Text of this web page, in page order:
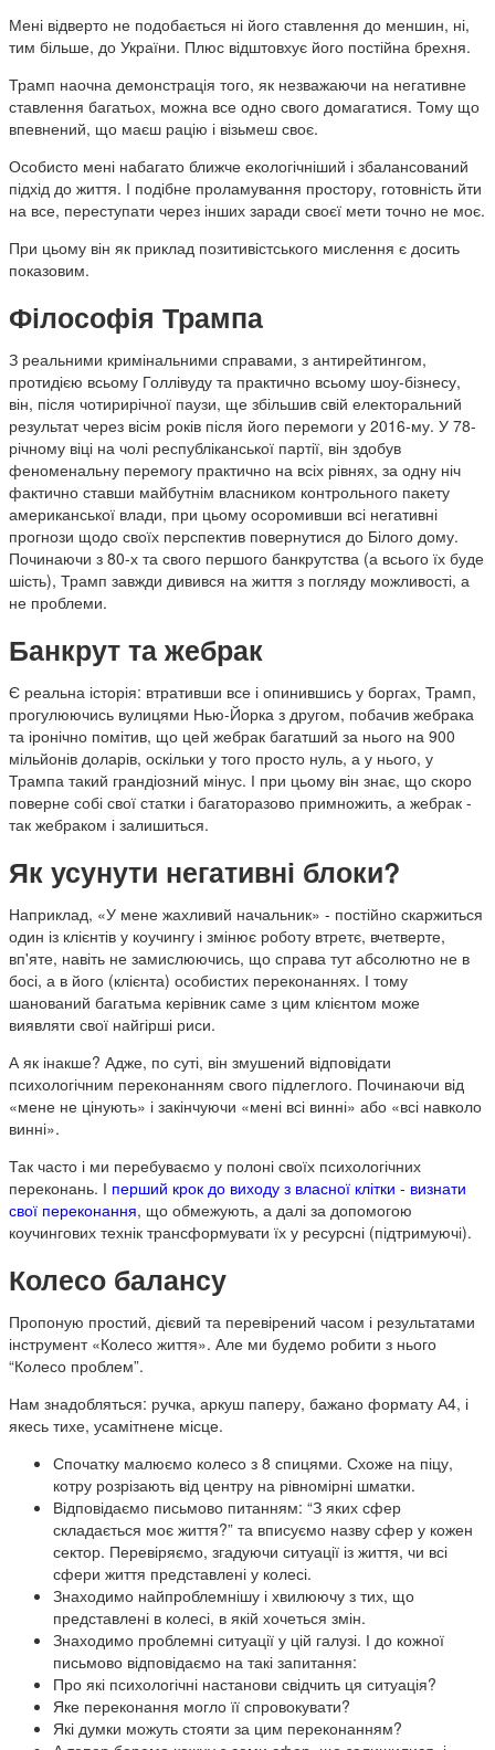
Мені відверто не подобається ні його ставлення до меншин, ні,
тим більше, до України. Плюс відштовхує його постійна брехня.
Трамп наочна демонстрація того, як незважаючи на негативне
ставлення багатьох, можна все одно свого домагатися. Тому що
впевнений, що маєш рацію і візьмеш своє.
Особисто мені набагато ближче екологічніший і збалансований
підхід до життя. І подібне проламування простору, готовність йти
на все, переступати через інших заради своєї мети точно не моє.
При цьому він як приклад позитивістського мислення є досить
показовим.
Філософія Трампа
З реальними кримінальними справами, з антирейтингом,
протидією всьому Голлівуду та практично всьому шоу-бізнесу,
він, після чотирирічної паузи, ще збільшив свій електоральний
результат через вісім років після його перемоги у 2016-му. У 78-
річному віці на чолі республіканської партії, він здобув
феноменальну перемогу практично на всіх рівнях, за одну ніч
фактично ставши майбутнім власником контрольного пакету
американської влади, при цьому осоромивши всі негативні
прогнози щодо своїх перспектив повернутися до Білого дому.
Починаючи з 80-х та свого першого банкрутства (а всього їх буде
шість), Трамп завжди дивився на життя з погляду можливості, а
не проблеми.
Банкрут та жебрак
Є реальна історія: втративши все і опинившись у боргах, Трамп,
прогулюючись вулицями Нью-Йорка з другом, побачив жебрака
та іронічно помітив, що цей жебрак багатший за нього на 900
мільйонів доларів, оскільки у того просто нуль, а у нього, у
Трампа такий грандіозний мінус. І при цьому він знає, що скоро
поверне собі свої статки і багаторазово примножить, а жебрак -
так жебраком і залишиться.
Як усунути негативні блоки?
Наприклад, «У мене жахливий начальник» - постійно скаржиться
один із клієнтів у коучингу і змінює роботу втретє, вчетверте,
вп'яте, навіть не замислюючись, що справа тут абсолютно не в
босі, а в його (клієнта) особистих переконаннях. І тому
шанований багатьма керівник саме з цим клієнтом може
виявляти свої найгірші риси.
А як інакше? Адже, по суті, він змушений відповідати
психологічним переконанням свого підлеглого. Починаючи від
«мене не цінують» і закінчуючи «мені всі винні» або «всі навколо
винні».
Так часто і ми перебуваємо у полоні своїх психологічних
переконань. І перший крок до виходу з власної клітки - визнати
свої переконання, що обмежують, а далі за допомогою
коучингових технік трансформувати їх у ресурсні (підтримуючі).
Колесо балансу
Пропоную простий, дієвий та перевірений часом і результатами
інструмент «Колесо життя». Але ми будемо робити з нього
“Колесо проблем”.
Нам знадобляться: ручка, аркуш паперу, бажано формату А4, і
якесь тихе, усамітнене місце.
Спочатку малюємо колесо з 8 спицями. Схоже на піцу,
котру розрізають від центру на рівномірні шматки.
Відповідаємо письмово питанням: “З яких сфер
складається моє життя?” та вписуємо назву сфер у кожен
сектор. Перевіряємо, згадуючи ситуації із життя, чи всі
сфери життя представлені у колесі.
Знаходимо найпроблемнішу і хвилюючу з тих, що
представлені в колесі, в якій хочеться змін.
Знаходимо проблемні ситуації у цій галузі. І до кожної
письмово відповідаємо на такі запитання:
Про які психологічні настанови свідчить ця ситуація?
Яке переконання могло її спровокувати?
Які думки можуть стояти за цим переконанням?